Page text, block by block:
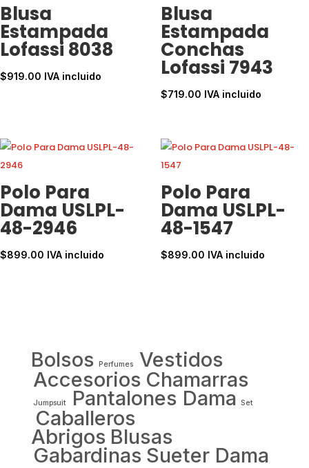
Blusa
Estampada
Lofassi 8038
$919.00 IVA incluido
Blusa
Estampada
Conchas
Lofassi 7943
$719.00 IVA incluido
Polo Para
Dama USLPL-
48-2946
$899.00 IVA incluido
Polo Para
Dama USLPL-
48-1547
$899.00 IVA incluido
Bolsos Perfumes
Vestidos
Accesorios Chamarras
Jumpsuit Pantalones Dama Set
Caballeros
Abrigos Blusas
Gabardinas Sueter Dama